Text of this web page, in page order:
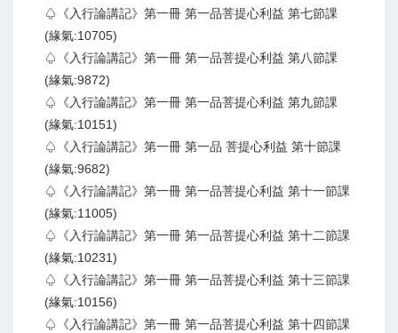
♤《入行論講記》第一冊 第一品菩提心利益 第七節課
(緣氣:10705)
♤《入行論講記》第一冊 第一品菩提心利益 第八節課
(緣氣:9872)
♤《入行論講記》第一冊 第一品菩提心利益 第九節課
(緣氣:10151)
♤《入行論講記》第一冊 第一品 菩提心利益 第十節課
(緣氣:9682)
♤《入行論講記》第一冊 第一品菩提心利益 第十一節課
(緣氣:11005)
♤《入行論講記》第一冊 第一品菩提心利益 第十二節課
(緣氣:10231)
♤《入行論講記》第一冊 第一品菩提心利益 第十三節課
(緣氣:10156)
♤《入行論講記》第一冊 第一品菩提心利益 第十四節課